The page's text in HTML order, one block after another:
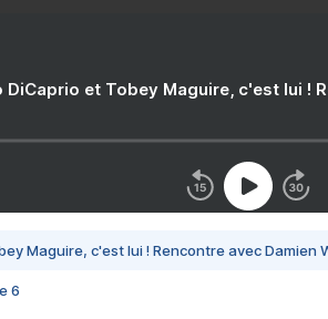
DiCaprio et Tobey Maguire, c'est lui !
Maguire, c'est lui ! Rencontre avec Damien
6